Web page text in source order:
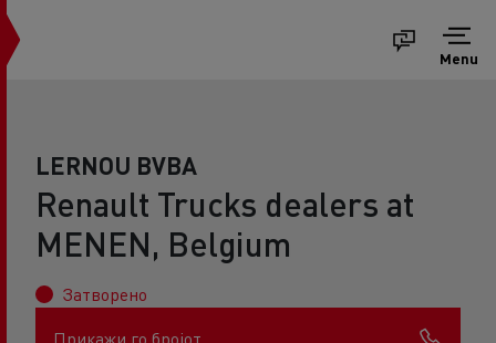
Menu
LERNOU BVBA
Renault Trucks dealers at
MENEN, Belgium
Затворено
Прикажи го бројот